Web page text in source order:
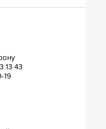
13 43
19